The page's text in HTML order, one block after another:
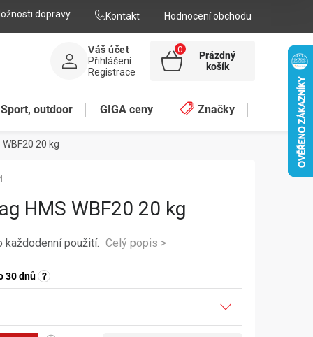
dopravy Kontakt Hodnocení obchodu
Váš účet
Přihlášení
Registrace
NÁKUPNÍ
Prázdný
košík
Sport, outdoor GIGA ceny Značky
20 kg
HMS WBF20 20 kg
každodenní použití.
30 dnů ?